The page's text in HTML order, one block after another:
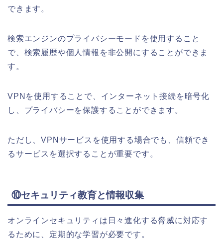
できます。
検索エンジンのプライバシーモードを使用すること
で、検索履歴や個人情報を非公開にすることができま
す。
VPNを使用することで、インターネット接続を暗号化
し、プライバシーを保護することができます。
ただし、VPNサービスを使用する場合でも、信頼でき
るサービスを選択することが重要です。
⑩セキュリティ教育と情報収集
オンラインセキュリティは日々進化する脅威に対応す
るために、定期的な学習が必要です。